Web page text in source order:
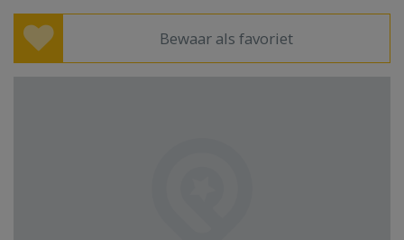
Bewaar als favoriet